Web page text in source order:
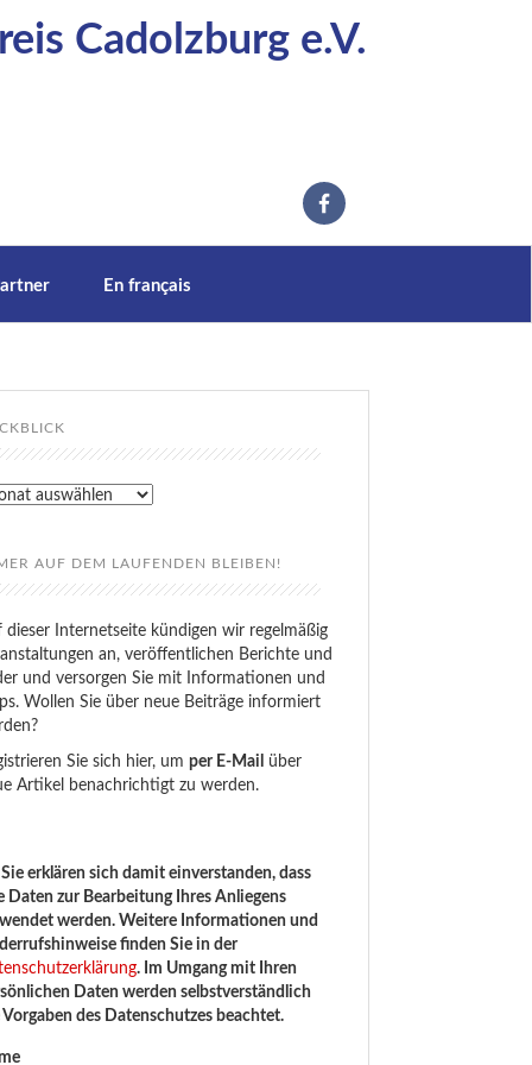
Cadolzburg e.V.
En français
AUF DEM LAUFENDEN BLEIBEN!
dieser Internetseite kündigen wir regelmäßig
an, veröffentlichen Berichte und
und versorgen Sie mit Informationen und
Wollen Sie über neue Beiträge informiert
Sie sich hier, umper E-Mail
über
Artikel benachrichtigt zu werden.
Sie erklären sich damit einverstanden, dass
Daten zur Bearbeitung Ihres Anliegens
werden. Weitere Informationen und
finden Sie in der
. Im Umgang mit Ihren
Daten werden selbstverständlich
Vorgaben des Datenschutzes beachtet.